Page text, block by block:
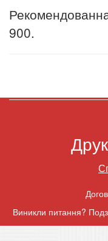
900.
Виникли питання?